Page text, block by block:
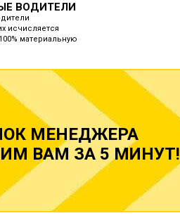
ВОДИТЕЛИ
исчисляется
материальную
МЕНЕДЖЕРА
ВАМ ЗА 5 МИНУТ!